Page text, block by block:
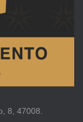
8, 47008.